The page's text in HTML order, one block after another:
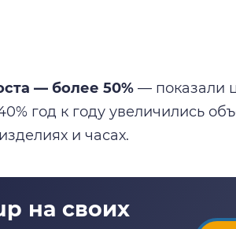
— более 50% — показали
год к году увеличились
и часах.